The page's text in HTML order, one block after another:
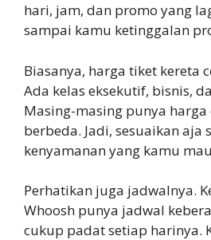
hari, jam, dan promo yang
sampai kamu ketinggalan
Biasanya, harga tiket kereta
Ada kelas eksekutif, bisnis,
Masing-masing punya
berbeda. Jadi, sesuaikan aja
kenyamanan yang kamu
Perhatikan juga jadwalnya.
Whoosh punya jadwal
cukup padat setiap harinya.